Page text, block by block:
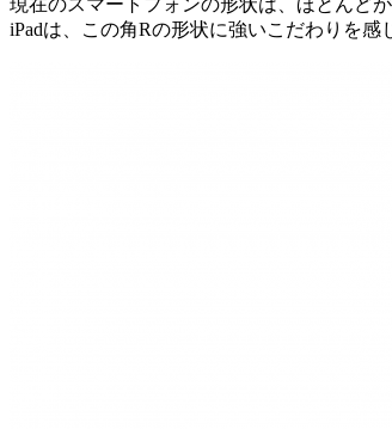
現在のスマートフォンの形状は、ほとんど
iPadは、この角Rの形状に強いこだわりを感